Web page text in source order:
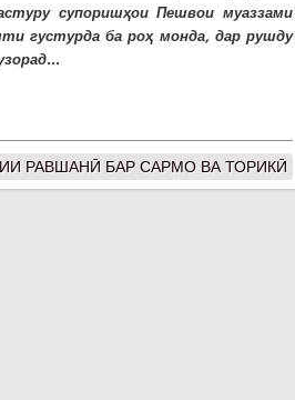
супоришҳои Пешвои муаззами
густурда ба роҳ монда, дар рушду
РАВШАНӢ БАР САРМО ВА ТОРИКӢ